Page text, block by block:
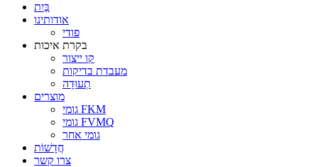
בַּיִת
אודותינו
פודי
בקרת איכות
קו ייצור
מעבדת בדיקות
תְעוּדָה
מוצרים
גומי FKM
גומי FVMQ
גומי אחר
חֲדָשׁוֹת
צרו קשר